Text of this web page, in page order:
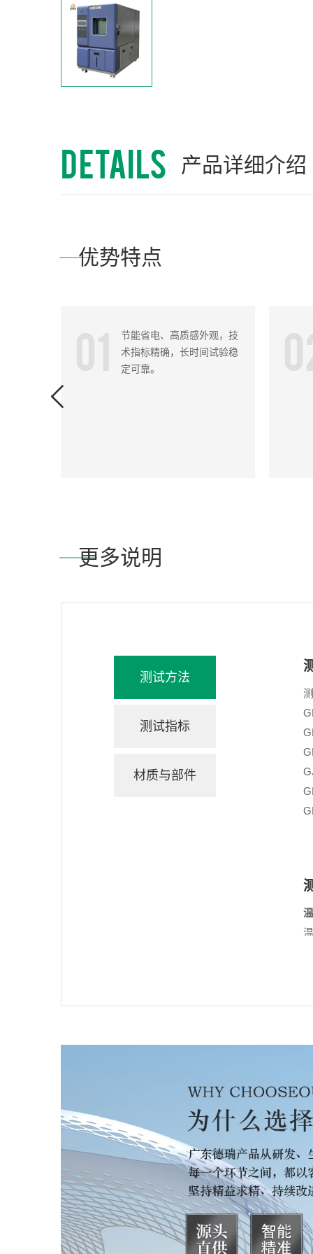
DETAILS 产品详细介绍
优势特点
节能省电、高质感外观，技
术指标精确，长时间试验稳
定可靠。
更多说明
测试方法
测试指标
材质与部件